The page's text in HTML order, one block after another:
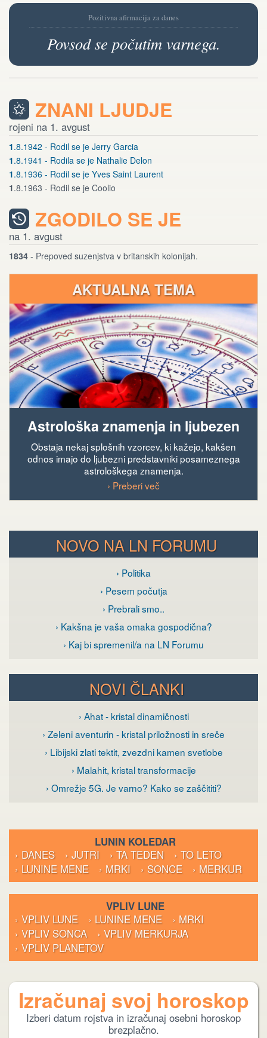
Pozitivna afirmacija za danes
Povsod se počutim varnega.
ZNANI LJUDJE
rojeni na 1. avgust
1.8.1942 - Rodil se je Jerry Garcia
1.8.1941 - Rodila se je Nathalie Delon
1.8.1936 - Rodil se je Yves Saint Laurent
1.8.1963 - Rodil se je Coolio
ZGODILO SE JE
na 1. avgust
1834 - Prepoved suzenjstva v britanskih kolonijah.
AKTUALNA TEMA
Astrološka znamenja in ljubezen
Obstaja nekaj splošnih vzorcev, ki kažejo, kakšen
odnos imajo do ljubezni predstavniki posameznega
astrološkega znamenja.
› Preberi več
NOVO NA LN FORUMU
› Politika
› Pesem počutja
› Prebrali smo..
› Kakšna je vaša omaka gospodična?
› Kaj bi spremenil/a na LN Forumu
NOVI ČLANKI
› Ahat - kristal dinamičnosti
› Zeleni aventurin - kristal priložnosti in sreče
› Libijski zlati tektit, zvezdni kamen svetlobe
› Malahit, kristal transformacije
› Omrežje 5G. Je varno? Kako se zaščititi?
LUNIN KOLEDAR
› DANES
› JUTRI › TA TEDEN
› TO LETO
› LUNINE MENE
› MRKI › SONCE › MERKUR
VPLIV LUNE
› VPLIV LUNE
› LUNINE MENE
› MRKI
› VPLIV SONCA
› VPLIV MERKURJA
› VPLIV PLANETOV
Izračunaj svoj horoskop
Izberi datum rojstva in izračunaj osebni horoskop
brezplačno.